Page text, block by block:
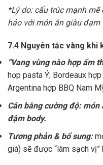
*Lý do: cấu trúc mạnh
hảo với món ăn giàu đạm
7.4 Nguyên tắc vàng khi
“Vang vùng nào hợp ẩm
hợp pasta Ý; Bordeaux
Argentina hợp BBQ Nam
Cân bằng cường độ:
đậm body.
Tương phản & bổ sung:
già) sẽ được “làm sạch